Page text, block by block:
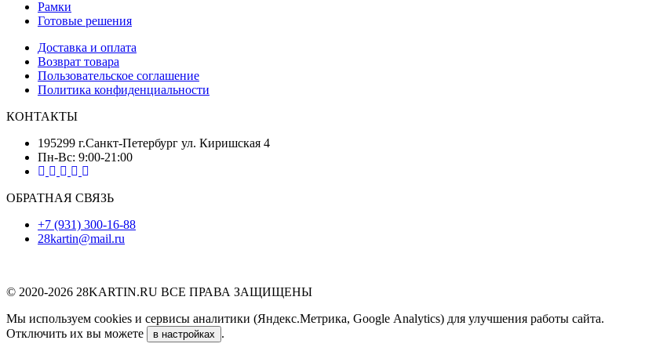
Рамки
Готовые решения
Доставка и оплата
Возврат товара
Пользовательское соглашение
Политика конфиденциальности
КОНТАКТЫ
195299 г.Санкт-Петербург ул. Киришская 4
Пн-Вс: 9:00-21:00
ОБРАТНАЯ СВЯЗЬ
+7 (931) 300-16-88
28kartin@mail.ru
© 2020-2026 28KARTIN.RU ВСЕ ПРАВА ЗАЩИЩЕНЫ
Мы используем cookies и сервисы аналитики (Яндекс.Метрика, Google Analytics) для улучшения работы сайта.
Отключить их вы можете
в настройках .